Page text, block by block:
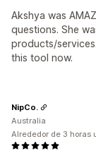
Akshya was
questions. She
products/
this tool now.
NipCo.
Australia
Alrededor de 3 horas